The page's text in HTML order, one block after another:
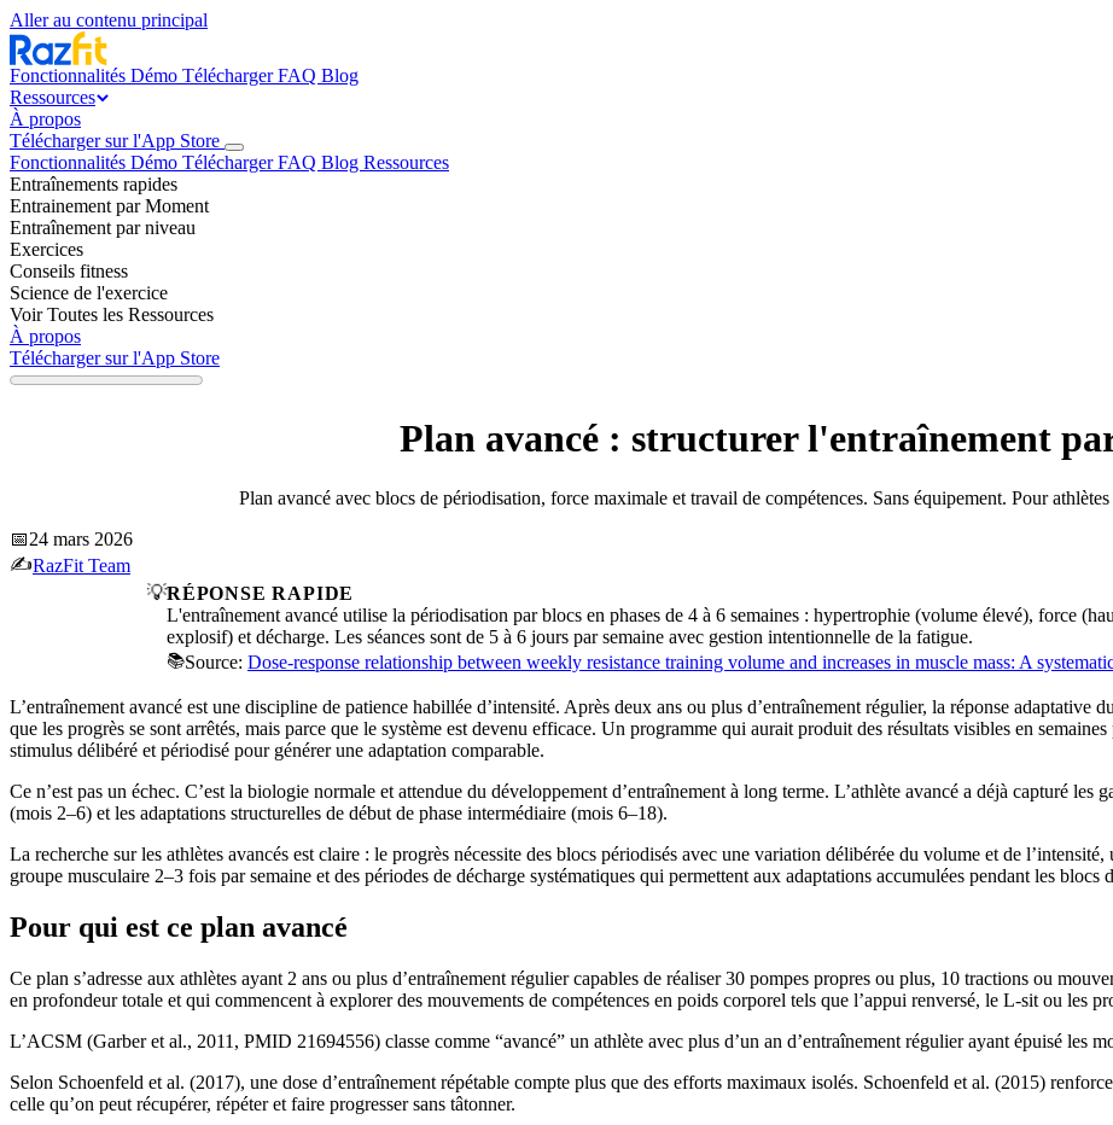
Aller au contenu principal
Fonctionnalités Démo TéléchargerFAQ Blog
Ressources
À propos
Télécharger sur l'App Store
Fonctionnalités Démo TéléchargerFAQ Blog Ressources
Entraînements rapides
Entrainement par Moment
Entraînement par niveau
Exercices
Conseils fitness
Science de l'exercice
Voir Toutes les Ressources
À propos
Télécharger sur l'App Store
Plan avancé : structurer l'entraînement
Plan avancé avec blocs de périodisation, force maximale et travail de compétences. Sans équipement. Pour
📅24 mars 2026
✍️RazFit Team
💡RÉPONSE RAPIDE
L'entraînement avancé utilise la périodisation par blocs en phases de 4 à 6 semaines : hypertrophie (volume élevé), force
explosif) et décharge. Les séances sont de 5 à 6 jours par semaine avec gestion intentionnelle de la fatigue.
📚Source: Dose-response relationship between weekly resistance training volume and increases in muscle mass: A
L’entraînement avancé est une discipline de patience habillée d’intensité. Après deux ans ou plus d’entraînement régulier, la réponse
que les progrès se sont arrêtés, mais parce que le système est devenu efficace. Un programme qui aurait produit des résultats visibles en
stimulus délibéré et périodisé pour générer une adaptation comparable.
Ce n’est pas un échec. C’est la biologie normale et attendue du développement d’entraînement à long terme. L’athlète avancé a déjà capturé
(mois 2–6) et les adaptations structurelles de début de phase intermédiaire (mois 6–18).
La recherche sur les athlètes avancés est claire : le progrès nécessite des blocs périodisés avec une variation délibérée du volume et de
groupe musculaire 2–3 fois par semaine et des périodes de décharge systématiques qui permettent aux adaptations accumulées pendant les blocs
Pour qui est ce plan avancé
Ce plan s’adresse aux athlètes ayant 2 ans ou plus d’entraînement régulier capables de réaliser 30 pompes propres ou plus, 10 tractions ou
en profondeur totale et qui commencent à explorer des mouvements de compétences en poids corporel tels que l’appui renversé, le L-sit ou les
L’ACSM (Garber et al., 2011, PMID 21694556) classe comme “avancé” un athlète avec plus d’un an d’entraînement régulier ayant épuisé les
Selon Schoenfeld et al. (2017), une dose d’entraînement répétable compte plus que des efforts maximaux isolés. Schoenfeld et al. (2015)
celle qu’on peut récupérer, répéter et faire progresser sans tâtonner.